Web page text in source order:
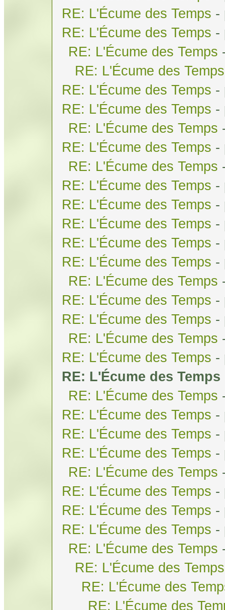
RE: L'Écume des Temps -
RE: L'Écume des Temps -
RE: L'Écume des Temps
RE: L'Écume des Temps
RE: L'Écume des Temps -
RE: L'Écume des Temps -
RE: L'Écume des Temps
RE: L'Écume des Temps -
RE: L'Écume des Temps
RE: L'Écume des Temps -
RE: L'Écume des Temps -
RE: L'Écume des Temps -
RE: L'Écume des Temps -
RE: L'Écume des Temps -
RE: L'Écume des Temps
RE: L'Écume des Temps -
RE: L'Écume des Temps -
RE: L'Écume des Temps
RE: L'Écume des Temps -
RE: L'Écume des Temps
RE: L'Écume des Temps
RE: L'Écume des Temps -
RE: L'Écume des Temps -
RE: L'Écume des Temps -
RE: L'Écume des Temps
RE: L'Écume des Temps -
RE: L'Écume des Temps -
RE: L'Écume des Temps -
RE: L'Écume des Temps
RE: L'Écume des Temps
RE: L'Écume des
RE: L'Écume des